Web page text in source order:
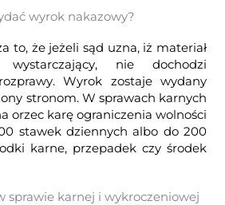
wyrok nakazowy?
to, że jeżeli sąd uzna, iż materiał
nie dochodzi
Wyrok zostaje wydany
stronom. W sprawach karnych
orzec karę ograniczenia wolności
stawek dziennych albo do 200
karne, przepadek czy środek
sprawie karnej i wykroczeniowej